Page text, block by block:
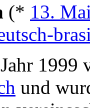
(* 13.
1999
und